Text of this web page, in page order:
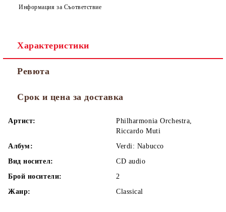
Информация за Съответствие
Характеристики
Ревюта
Срок и цена за доставка
Артист:
Philharmonia Orchestra,
Riccardo Muti
Албум:
Verdi: Nabucco
Вид носител:
CD audio
Брой носители:
2
Жанр:
Classical